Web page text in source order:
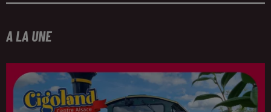
A LA UNE